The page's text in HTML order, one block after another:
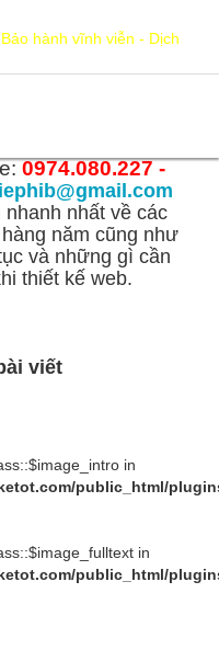
hành vĩnh viễn - Dịch
0974.080.227 -
nhất về các
năm cũng như
và những gì cần
thiết kế web.
viết
in
public_html/
in
public_html/